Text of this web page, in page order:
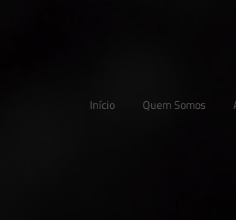
Início Quem Somos